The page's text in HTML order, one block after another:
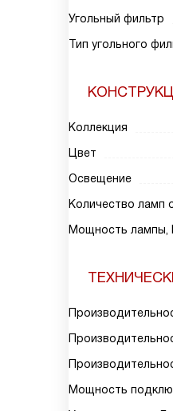
Угольный фильтр
Тип угольного
Коллекция
Цвет
Освещение
Количество ламп
Мощность лампы,
Мощность